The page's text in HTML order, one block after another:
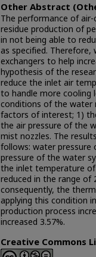
Other Abstract
The performance of
residue production of
in not being able to
as specified.
exchangers to help
hypothesis of the
reduce the inlet air
to handle more cooling
conditions of the water
factors of interest; 1)
the air pressure of the
mist nozzles. The
follows: water
pressure of the water
the inlet temperature
reduced in the range of
consequently, the
applying this condition
production process
increased 3.57%.
Creative Commons